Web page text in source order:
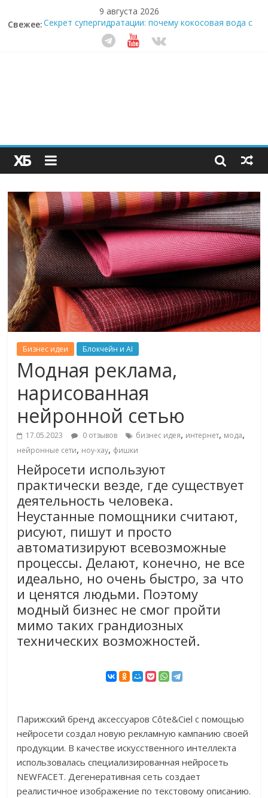
9 августа 2026
Свежее:Секрет супергидратации: почему кокосовая вода с
пребиотиками становится главным трендом
здорового питания
сливки меняют утренний ритуал
Как простая наклейка заставляет миллионы людей
не забывать о самом важном креме этим летом
Бизнес идеи Блокчейн и AI
Модная реклама,
нарисованная
нейронной сетью
17.05.2023 0 отзывов бизнес идея, интернет, мода,
нейронные сети, ноу-хау, фишки
Нейросети используют
практически везде, где существует
деятельность человека.
Неустанные помощники считают,
рисуют, пишут и просто
автоматизируют всевозможные
процессы. Делают, конечно, не все
идеально, но очень быстро, за что
и ценятся людьми. Поэтому
модный бизнес не смог пройти
мимо таких грандиозных
технических возможностей.
Парижский бренд аксессуаров Côte&Ciel с помощью
нейросети создал новую рекламную кампанию своей
продукции. В качестве искусственного интеллекта
использовалась специализированная нейросеть
NEWFACET. Дегенеративная сеть создает
реалистичное изображение по текстовому описанию.